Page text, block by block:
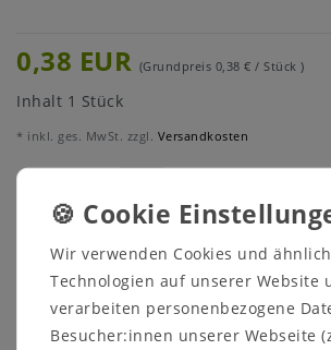
0,38 EUR (Grundpreis 0,38 € / Stück )
Inhalt 1 Stück
* inkl. ges. MwSt. zzgl. Versandkosten
In den Warenkorb
Wir verwenden Cookies und
Technologien auf unserer Website
verarbeiten personenbezogene
Besucher:innen unserer Webseite